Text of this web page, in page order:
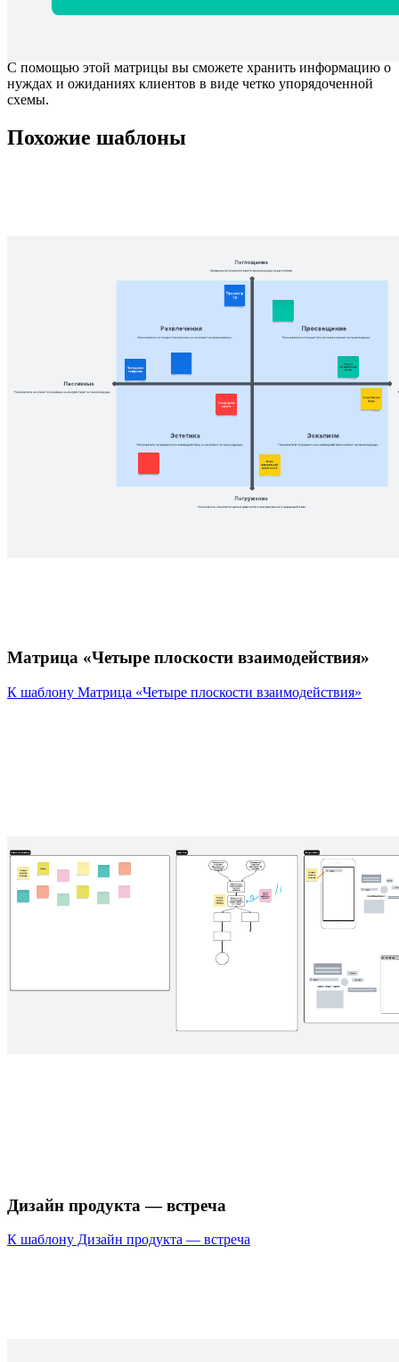
С помощью этой матрицы вы сможете хранить информацию о
нуждах и ожиданиях клиентов в виде четко упорядоченной
схемы.
Похожие шаблоны
Матрица «Четыре плоскости взаимодействия»
К шаблону Матрица «Четыре плоскости взаимодействия»
Дизайн продукта — встреча
К шаблону Дизайн продукта — встреча